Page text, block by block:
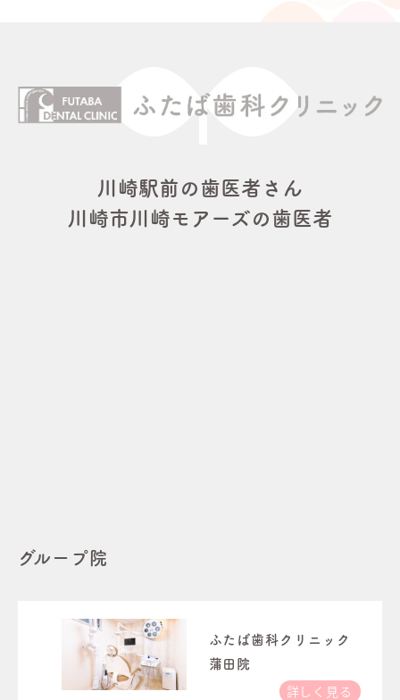
川崎駅前の歯医者さん
川崎市川崎モアーズの歯医者
グループ院
ふたば歯科クリニック
蒲田院
詳しく見る